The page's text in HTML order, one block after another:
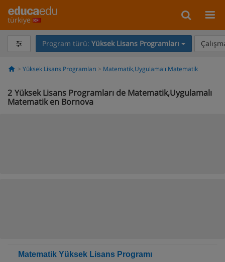
türkiye
Program türü: Yüksek Lisans Programları
Yüksek Lisans Programları Matematik,Uygulamalı Matematik
2 Yüksek Lisans Programları de Matematik,Uygulamalı
Matematik en Bornova
Matematik Yüksek Lisans Programı